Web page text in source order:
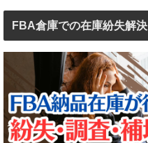
FBA倉庫での在庫紛失解決